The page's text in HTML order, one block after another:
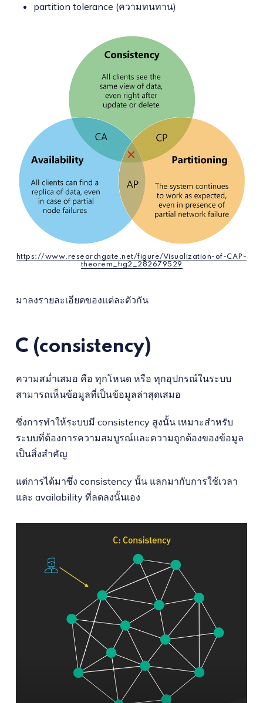
partition tolerance (ความทนทาน)
https://www.researchgate.net/figure/Visualization-of-CAP-
theorem_fig2_282679529
มาลงรายละเอียดของแต่ละตัวกัน
C (consistency)
ความสม่ำเสมอ คือ ทุกโหนด หรือ ทุกอุปกรณ์ในระบบ
สามารถเห็นข้อมูลที่เป็นข้อมูลล่าสุดเสมอ
ซึ่งการทำให้ระบบมี consistency สูงนั้น เหมาะสำหรับ
ระบบที่ต้องการความสมบูรณ์และความถูกต้องของข้อมูล
เป็นสิ่งสำคัญ
แต่การได้มาซึ่ง consistency นั้น แลกมากับการใช้เวลา
และ availability ที่ลดลงนั้นเอง